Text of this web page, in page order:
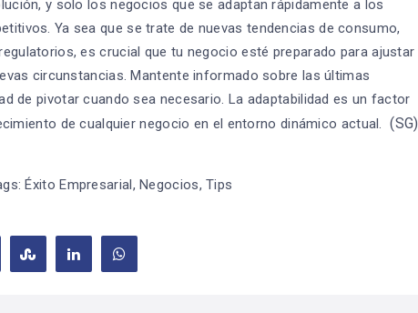
y solo los negocios que se adaptan rápidamente a los
Ya sea que se trate de nuevas tendencias de consumo,
es crucial que tu negocio esté preparado para ajustar
circunstancias. Mantente informado sobre las últimas
de pivotar cuando sea necesario. La adaptabilidad es un factor
de cualquier negocio en el entorno dinámico actual.(SG)
Éxito Empresarial,Negocios,Tips